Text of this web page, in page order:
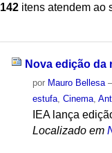
142 itens atendem ao
Nova edição da
por Mauro Bellesa
estufa ,Cinema ,
IEA lança
Localizado em